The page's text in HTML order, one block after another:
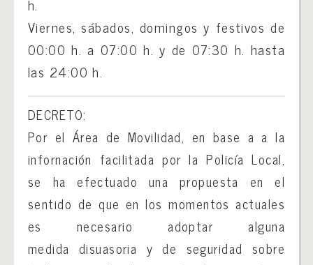
h.
Viernes, sábados, domingos y festivos de
00:00 h. a 07:00 h. y de 07:30 h. hasta
las 24:00 h.
DECRETO:
Por el Área de Movilidad, en base a a la
infornación facilitada por la Policía Local,
se ha efectuado una propuesta en el
sentido de que en los momentos actuales
es necesario adoptar alguna
medida disuasoria y de seguridad sobre